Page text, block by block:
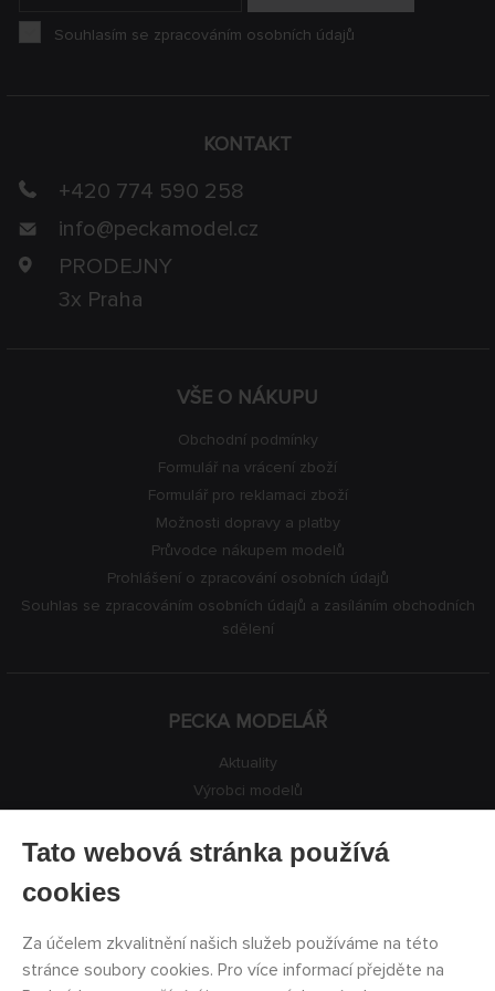
VŠE O NÁKUPU
Obchodní podmínky
Formulář na vrácení zboží
Formulář pro reklamaci zboží
Možnosti dopravy a platby
Průvodce nákupem modelů
Prohlášení o zpracování osobních údajů
Souhlas se zpracováním osobních údajů a zasíláním obchodních
sdělení
PECKA MODELÁŘ
Aktuality
Výrobci modelů
Kontakty
KONTAKT
+420 774 590 258
info@peckamodel.cz
PRODEJNY
3x Praha
Souhlasím se zpracováním osobních údajů
Tato webová stránka používá
cookies
Za účelem zkvalitnění našich služeb používáme na této
stránce soubory cookies. Pro více informací přejděte na